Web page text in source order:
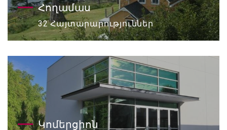
Հողամաս
32 Հայտարարություններ
Կոմերցիոն